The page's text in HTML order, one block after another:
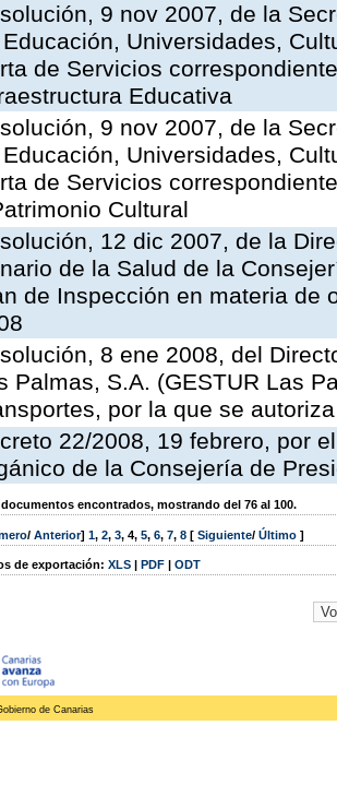
9 nov 2007, de la
Universidades,
de Servicios
Educativa
9 nov 2007, de la
Universidades,
de Servicios
Cultural
12 dic 2007, de la
de la Salud de la
de Inspección en materia de
8 ene 2008, del
Palmas, S.A. (GESTUR Las
por la que se
22/2008, 19 febrero, por
de la Consejería de
documentos encontrados, mostrando del 76 al 100.
/ Anterior] 1, 2, 3, 4, 5, 6, 7, 8 [ Siguiente/ Último ]
de exportación: XLS | PDF | ODT
de Canarias